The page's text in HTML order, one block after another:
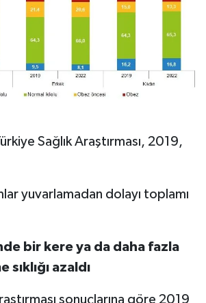
Sağlık Araştırması, 2019,
yuvarlamadan dolayı toplamı
bir kere ya da daha fazla
azaldı
sonuçlarına göre 2019